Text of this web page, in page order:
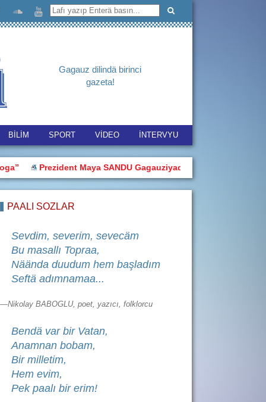
Gagauz dilindä birinci
gazeta!
BİLİM SPORT VİDEO İNTERVYU
Prezident Maya SANDU Gagauziyadan kimi primarlarlan buluştu
PAALI SÖZLÄR
Sevdim, severim, sevecäm
Bu masallı Topraa,
Näända duudum hem başladım
Seftä adımnamaa...
—Nikolay BABOGLU, poet, yazıcı, folklorcu
Bendä var bir Vatan,
Anamnan bobam,
Bir milletim,
Hem evim,
Pek paalı bir erim!